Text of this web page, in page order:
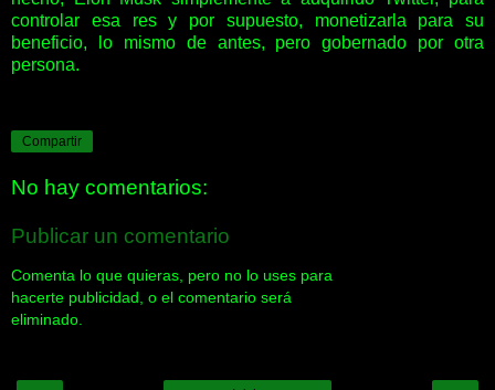
controlar esa res y por supuesto, monetizarla para su
beneficio, lo mismo de antes, pero gobernado por otra
persona.
Compartir
No hay comentarios:
Publicar un comentario
Comenta lo que quieras, pero no lo uses para
hacerte publicidad, o el comentario será
eliminado.